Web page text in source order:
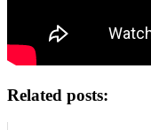
Related posts: